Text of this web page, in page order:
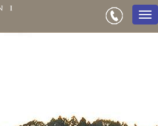
メ
ニ